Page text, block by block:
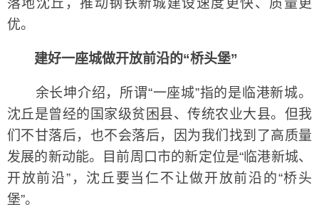
落地沈丘，推动钢铁新城建设速度更快、质量更
优。
建好一座城做开放前沿的“桥头堡”
余长坤介绍，所谓“一座城”指的是临港新城。
沈丘是曾经的国家级贫困县、传统农业大县。但我
们不甘落后，也不会落后，因为我们找到了高质量
发展的新动能。目前周口市的新定位是“临港新城、
开放前沿”，沈丘要当仁不让做开放前沿的“桥头
堡”。